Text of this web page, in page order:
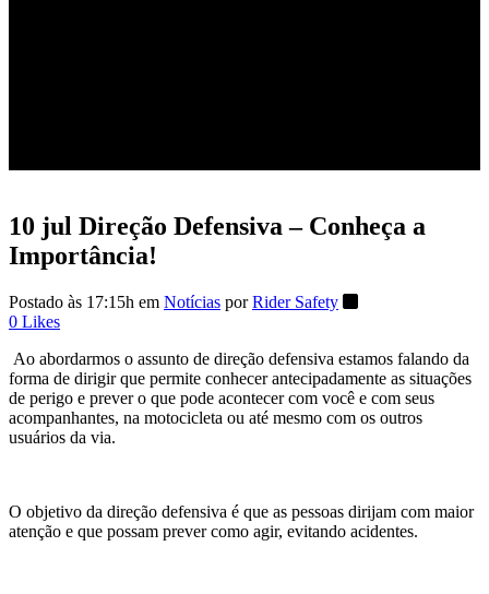
10 jul Direção Defensiva – Conheça a
Importância!
Postado às 17:15h em Notícias porRider Safety
0 Likes
Ao abordarmos o assunto de direção defensiva estamos falando da
forma de dirigir que permite conhecer antecipadamente as situações
de perigo e prever o que pode acontecer com você e com seus
acompanhantes, na motocicleta ou até mesmo com os outros
usuários da via.
O objetivo da direção defensiva é que as pessoas dirijam com maior
atenção e que possam prever como agir, evitando acidentes.